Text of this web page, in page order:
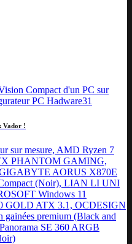
Vador !
sur mesure, AMD Ryzen 7
PHANTOM GAMING,
AORUS X870E
(Noir), LIAN LI UNI
Windows 11
GOLD ATX 3.1, OCDESIGN
premium (Black and
SE 360 ARGB